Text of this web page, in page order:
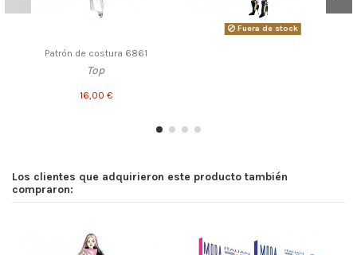
Patrón de costura 6861
Top
16,00 €
Fuera de stock
Los clientes que adquirieron este producto también
compraron: